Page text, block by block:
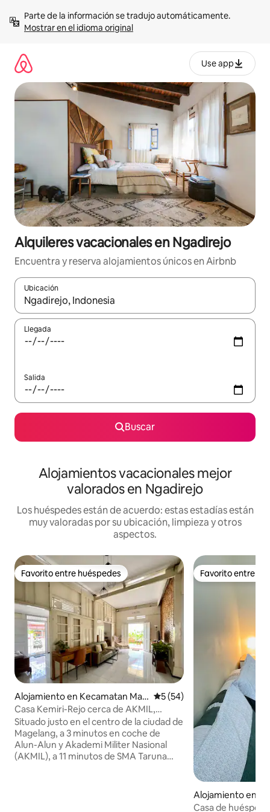
contenidoMostrar en el idioma original
Use app
Alquileres vacacionales en Ngadirejo
Encuentra y reserva alojamientos únicos en Airbnb
Ubicación
Cuando los resultados estén disponibles, navega con las
Llegada
Salida
Buscar
Alojamientos vacacionales mejor
valorados en Ngadirejo
Los huéspedes están de acuerdo: estas estadías están
muy valoradas por su ubicación, limpieza y otros
aspectos.
Favorito entre huéspedes
Favorito entre huéspedes
Alojamiento en Kecamatan Mag
elang Tengah
Calificación promedio: 5 de
5 (54)
Casa Kemiri-Rejo cerca de AKMIL,
Borobudur, Magelang
Situado justo en el centro de la ciudad de
Magelang, a 3 minutos en coche de
Alun-Alun y Akademi Militer Nasional
(AKMIL), a 11 minutos de SMA Taruna
Favorito entre
Favorito entre
Alojamiento en
Casa de